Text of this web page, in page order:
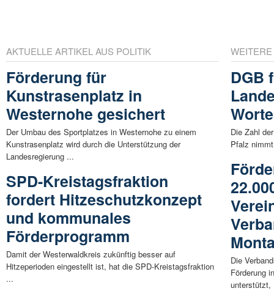
AKTUELLE ARTIKEL AUS POLITIK
Förderung für
Kunstrasenplatz in
Westernohe gesichert
Der Umbau des Sportplatzes in Westernohe zu einem
Kunstrasenplatz wird durch die Unterstützung der
Landesregierung ...
SPD-Kreistagsfraktion
fordert Hitzeschutzkonzept
und kommunales
Förderprogramm
Damit der Westerwaldkreis zukünftig besser auf
Hitzeperioden eingestellt ist, hat die SPD-Kreistagsfraktion
...
DGB
Worte
Die Zahl
Pfalz
Die
Förderung
unterstützt,